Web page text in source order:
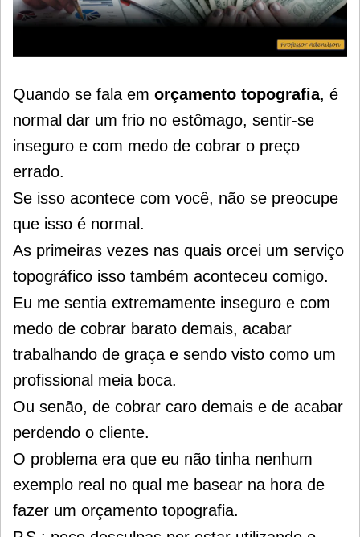
Quando se fala em orçamento topografia, é
normal dar um frio no estômago, sentir-se
inseguro e com medo de cobrar o preço
errado.
Se isso acontece com você, não se preocupe
que isso é normal.
As primeiras vezes nas quais orcei um serviço
topográfico isso também aconteceu comigo.
Eu me sentia extremamente inseguro e com
medo de cobrar barato demais, acabar
trabalhando de graça e sendo visto como um
profissional meia boca.
Ou senão, de cobrar caro demais e de acabar
perdendo o cliente.
O problema era que eu não tinha nenhum
exemplo real no qual me basear na hora de
fazer um orçamento topografia.